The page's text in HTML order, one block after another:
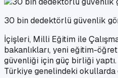
30 bin dedektörlü güvenlik
İçişleri, Milli Eğitim ile
bakanlıkları, yeni eğitim-
güvenliği için güç birliği
Türkiye genelindeki